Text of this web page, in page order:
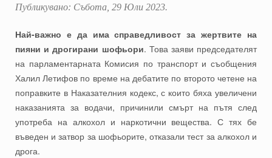
Публикувано: Събота, 29 Юли 2023.
Най-важно е да има справедливост за жертвите на
пияни и дрогирани шофьори. Това заяви председателят
на парламентарната Комисия по транспорт и съобщения
Халил Летифов по време на дебатите по второто четене на
поправките в Наказателния кодекс, с които бяха увеличени
наказанията за водачи, причинили смърт на пътя след
употреба на алкохол и наркотични вещества. С тях бе
въведен и затвор за шофьорите, отказали тест за алкохол и
дрога.